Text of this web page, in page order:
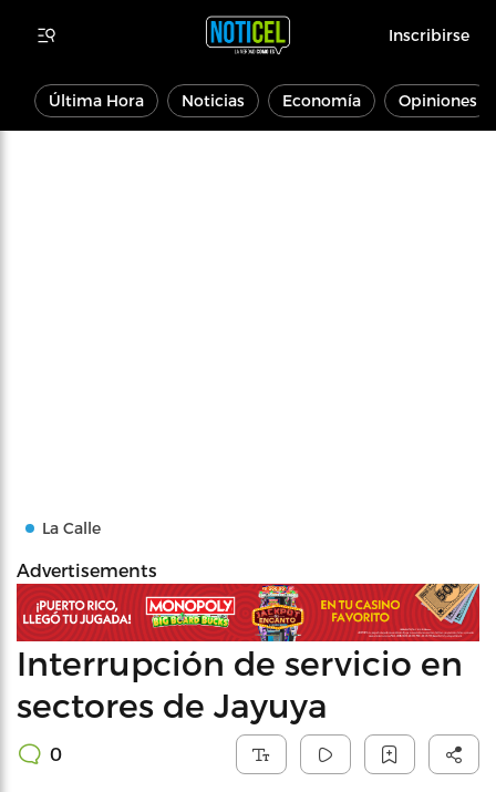
Inscribirse
Última Hora Noticias Economía Opiniones
La Calle
Advertisements
Interrupción de servicio en
sectores de Jayuya
0